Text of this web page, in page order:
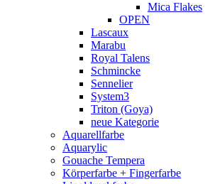
Mica Flakes
OPEN
Lascaux
Marabu
Royal Talens
Schmincke
Sennelier
System3
Triton (Goya)
neue Kategorie
Aquarellfarbe
Aquarylic
Gouache Tempera
Körperfarbe + Fingerfarbe